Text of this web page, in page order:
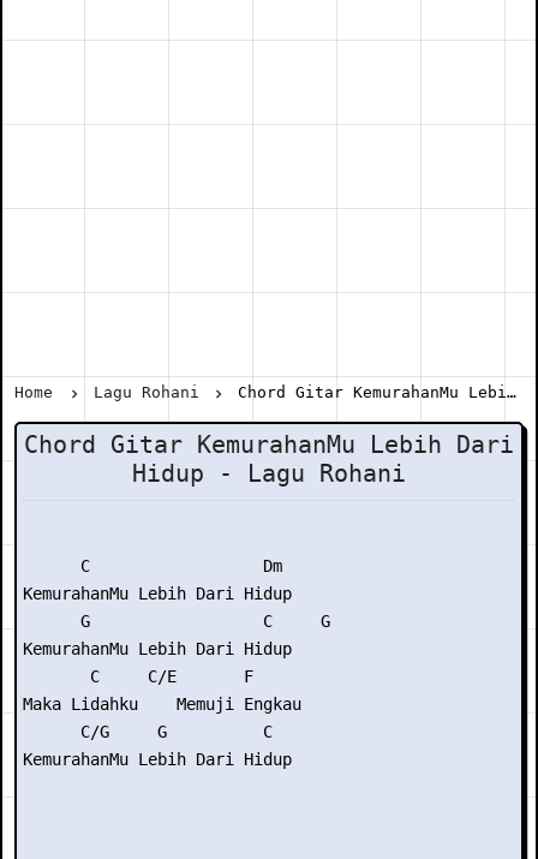
Home Lagu Rohani Chord Gitar KemurahanMu Lebih Dari Hidup - Lagu Rohani
Chord Gitar KemurahanMu Lebih Dari
Hidup - Lagu Rohani
      C                  Dm
KemurahanMu Lebih Dari Hidup
      G                  C     G
KemurahanMu Lebih Dari Hidup
       C     C/E       F
Maka Lidahku    Memuji Engkau
      C/G     G          C
KemurahanMu Lebih Dari Hidup